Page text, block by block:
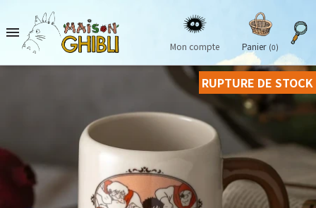

Mon compte Panier (0)
RUPTURE DE STOCK